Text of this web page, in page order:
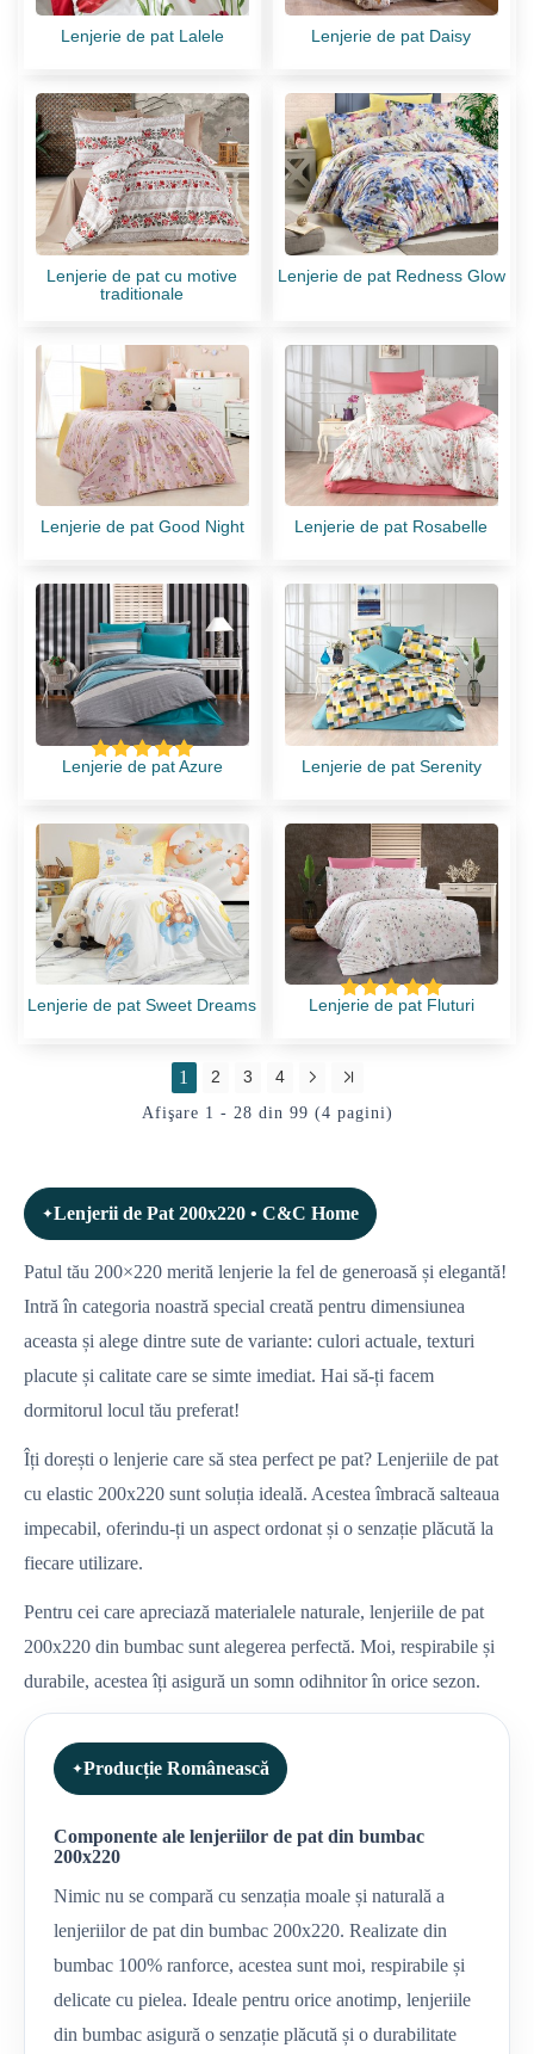
Lenjerie de pat Lalele Lenjerie de pat Daisy
Lenjerie de pat cu motive
traditionale
Lenjerie de pat Redness Glow
Lenjerie de pat Good Night Lenjerie de pat Rosabelle
Lenjerie de pat Azure Lenjerie de pat Serenity
Lenjerie de pat Sweet Dreams Lenjerie de pat Fluturi
1 2 3 4
Afişare 1 - 28 din 99 (4 pagini)
Lenjerii de Pat 200x220 • C&C Home
Patul tău 200×220 merită lenjerie la fel de generoasă și elegantă!
Intră în categoria noastră special creată pentru dimensiunea
aceasta și alege dintre sute de variante: culori actuale, texturi
placute și calitate care se simte imediat. Hai să-ți facem
dormitorul locul tău preferat!
Îți dorești o lenjerie care să stea perfect pe pat? Lenjeriile de pat
cu elastic 200x220 sunt soluția ideală. Acestea îmbracă salteaua
impecabil, oferindu-ți un aspect ordonat și o senzație plăcută la
fiecare utilizare.
Pentru cei care apreciază materialele naturale, lenjeriile de pat
200x220 din bumbac sunt alegerea perfectă. Moi, respirabile și
durabile, acestea îți asigură un somn odihnitor în orice sezon.
Producție Românească
Componente ale lenjeriilor de pat din bumbac
200x220
Nimic nu se compară cu senzația moale și naturală a
lenjeriilor de pat din bumbac 200x220. Realizate din
bumbac 100% ranforce, acestea sunt moi, respirabile și
delicate cu pielea. Ideale pentru orice anotimp, lenjeriile
din bumbac asigură o senzație plăcută și o durabilitate